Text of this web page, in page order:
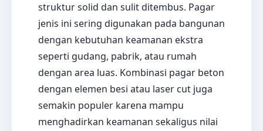
struktur solid dan sulit ditembus. Pagar
jenis ini sering digunakan pada bangunan
dengan kebutuhan keamanan ekstra
seperti gudang, pabrik, atau rumah
dengan area luas. Kombinasi pagar beton
dengan elemen besi atau laser cut juga
semakin populer karena mampu
menghadirkan keamanan sekaligus nilai